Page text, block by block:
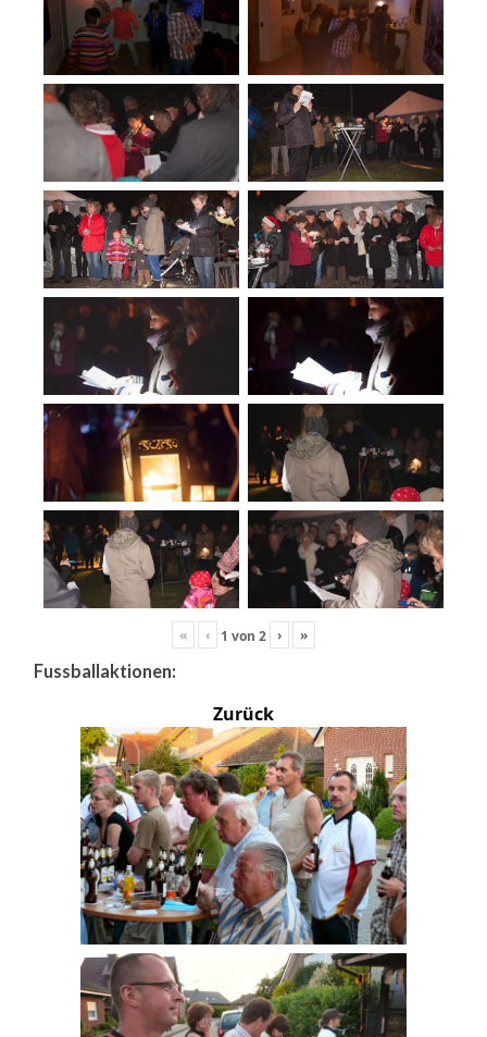
« ‹ 1 von 2 › »
Fussballaktionen:
Zurück